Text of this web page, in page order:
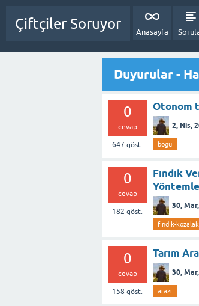
Çiftçiler Soruyor
Anasayfa
Duyurular -
0
cevap
647 göst.
Otonom
2, Nis,
bögü
0
cevap
182 göst.
Fındık
30,
fındık-kozalak
0
cevap
158 göst.
Tarım
30,
arazi